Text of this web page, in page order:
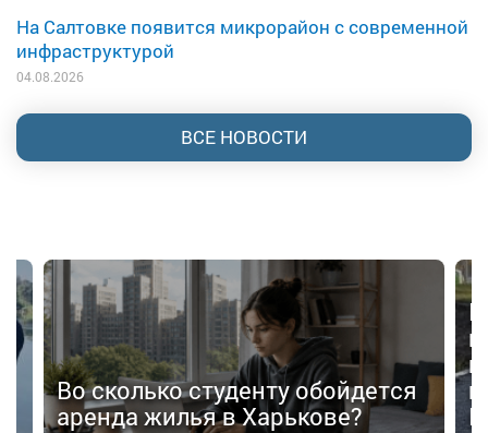
На Салтовке появится микрорайон с современной
инфраструктурой
04.08.2026
ВСЕ НОВОСТИ
Во сколько студенту обойдется
аренда жилья в Харькове?
В